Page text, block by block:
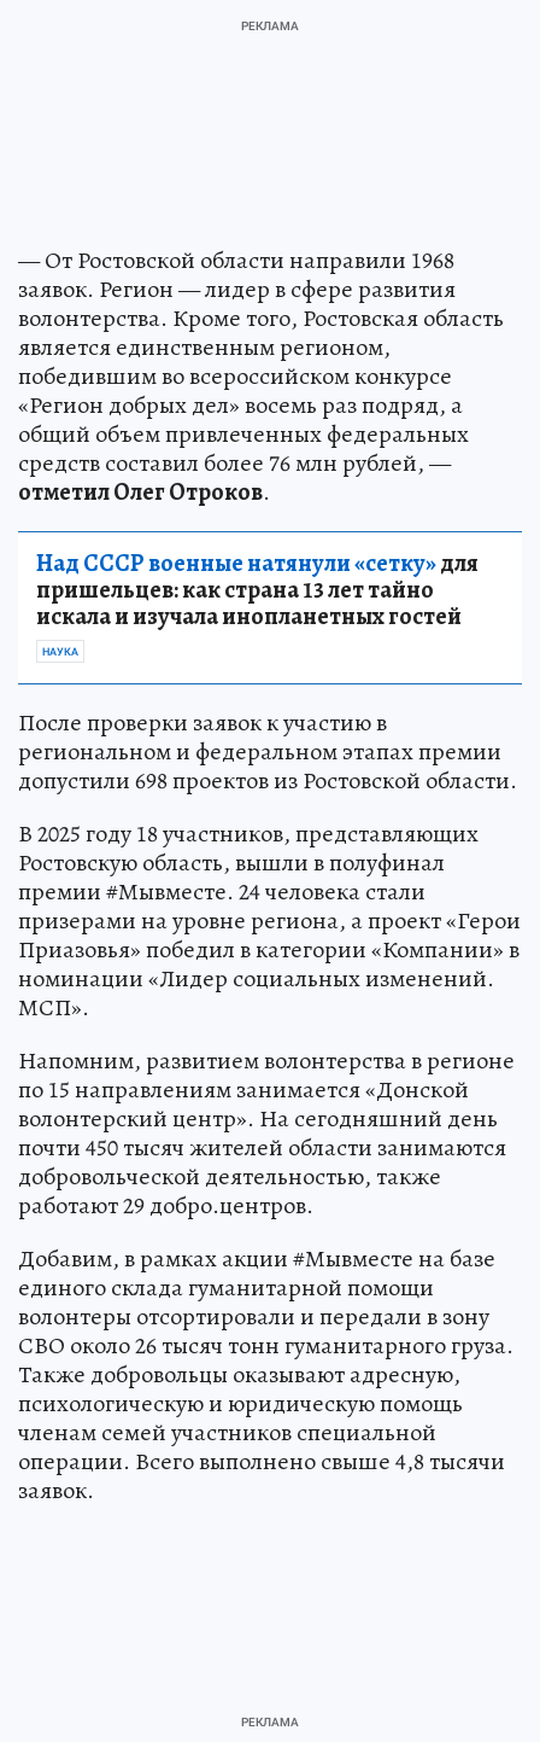
— От Ростовской области направили 1968
заявок. Регион — лидер в сфере развития
волонтерства. Кроме того, Ростовская область
является единственным регионом,
победившим во всероссийском конкурсе
«Регион добрых дел» восемь раз подряд, а
общий объем привлеченных федеральных
средств составил более 76 млн рублей, —
отметил Олег Отроков.
Над СССР военные натянули «сетку»для
пришельцев: как страна 13 лет тайно
искала и изучала инопланетных гостей
НАУКА
После проверки заявок к участию в
региональном и федеральном этапах премии
допустили 698 проектов из Ростовской области.
В 2025 году 18 участников, представляющих
Ростовскую область, вышли в полуфинал
премии #Мывместе. 24 человека стали
призерами на уровне региона, а проект «Герои
Приазовья» победил в категории «Компании» в
номинации «Лидер социальных изменений.
МСП».
Напомним, развитием волонтерства в регионе
по 15 направлениям занимается «Донской
волонтерский центр». На сегодняшний день
почти 450 тысяч жителей области занимаются
добровольческой деятельностью, также
работают 29 добро.центров.
Добавим, в рамках акции #Мывместе на базе
единого склада гуманитарной помощи
волонтеры отсортировали и передали в зону
СВО около 26 тысяч тонн гуманитарного груза.
Также добровольцы оказывают адресную,
психологическую и юридическую помощь
членам семей участников специальной
операции. Всего выполнено свыше 4,8 тысячи
заявок.